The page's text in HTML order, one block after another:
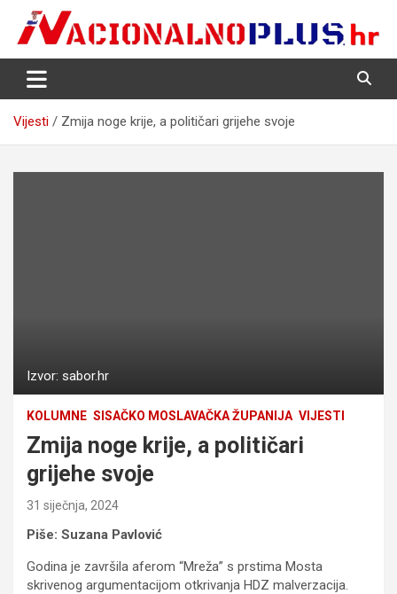
content
NacionalnoPlus.hr
Nacija želi znati više
Vijesti Zmija noge krije, a političari grijehe svoje
Izvor: sabor.hr
KOLUMNE SISAČKO MOSLAVAČKA ŽUPANIJA VIJESTI
Zmija noge krije, a političari
grijehe svoje
31 siječnja, 2024
Piše: Suzana Pavlović
Godina je završila aferom “Mreža” s prstima Mosta
skrivenog argumentacijom otkrivanja HDZ malverzacija.